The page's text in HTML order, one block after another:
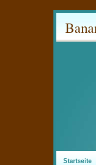
Startseite